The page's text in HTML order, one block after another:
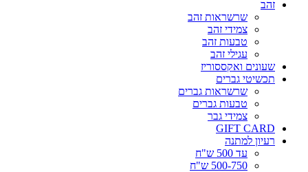
זהב
שרשראות זהב
צמידי זהב
טבעות זהב
עגילי זהב
שעונים ואקססוריז
תכשיטי גברים
שרשראות גברים
טבעות גברים
צמידי גבר
GIFT CARD
רעיון למתנה
עד 500 ש"ח
500-750 ש"ח